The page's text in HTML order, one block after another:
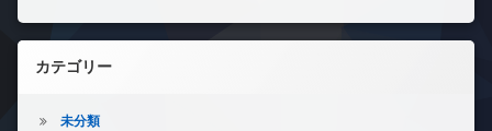
カテゴリー
未分類